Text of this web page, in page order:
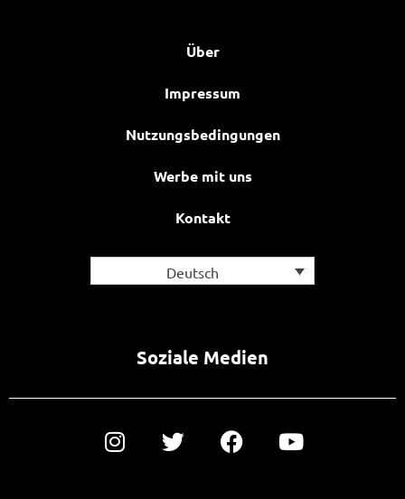
Über
Impressum
Nutzungsbedingungen
Werbe mit uns
Kontakt
Deutsch
Soziale Medien